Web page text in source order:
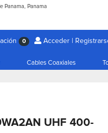
Panama, Panama
0 Acceder |
Cables Coaxiales
UHF 400-